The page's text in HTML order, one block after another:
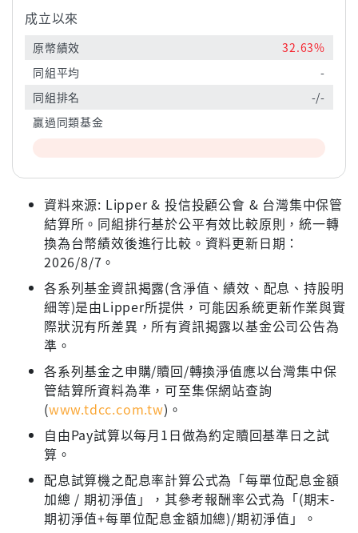
成立以來
原幣績效
32.63%
同組平均
-
同組排名
-/-
贏過同類基金
資料來源: Lipper & 投信投顧公會 & 台灣集中保管
結算所。同組排行基於公平有效比較原則，統一轉
換為台幣績效後進行比較。資料更新日期：
2026/8/7。
各系列基金資訊揭露(含淨值、績效、配息、持股明
細等)是由Lipper所提供，可能因系統更新作業與實
際狀況有所差異，所有資訊揭露以基金公司公告為
準。
各系列基金之申購/贖回/轉換淨值應以台灣集中保
管結算所資料為準，可至集保網站查詢
(www.tdcc.com.tw)。
自由Pay試算以每月1日做為約定贖回基準日之試
算。
配息試算機之配息率計算公式為「每單位配息金額
加總 / 期初淨值」，其參考報酬率公式為「(期末-
期初淨值+每單位配息金額加總)/期初淨值」。